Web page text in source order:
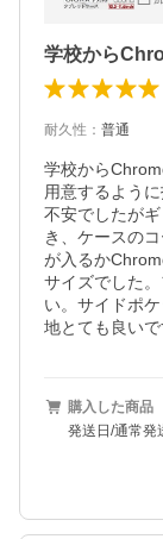
学校から
耐久性 ： 普通
学校から
用意するよう
不安でしたが
き、ケースの
が入るか
サイズでした
い。サイドポ
地とても良いで
購入した商品
発送日/通常発